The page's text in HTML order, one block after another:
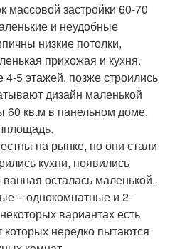
массовой застройки 60-70
и неудобные
низкие потолки,
прихожая и кухня.
5 этажей, позже строились
дизайн маленькой
60 кв.м в панельном доме,
на рынке, но они стали
кухни, появились
осталась маленькой.
– однокомнатные и 2-
вариантах есть
нередко пытаются